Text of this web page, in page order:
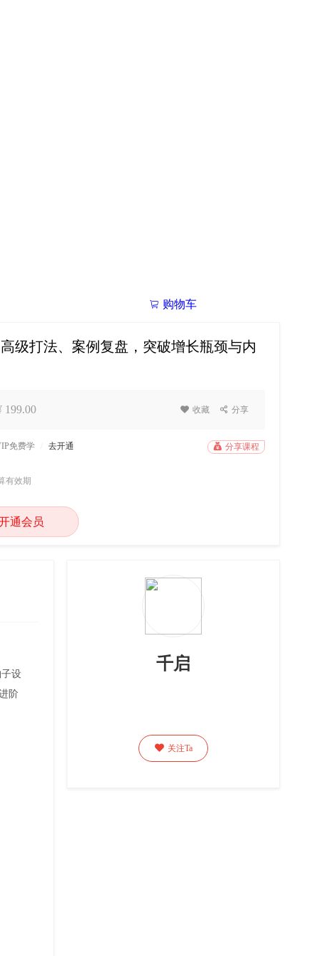
 购物车
级打法、案例复盘，突破增长瓶颈与内
199.00  收藏  分享
免费学 去开通  分享课程
有效期
通会员
设
阶
千启
 关注Ta